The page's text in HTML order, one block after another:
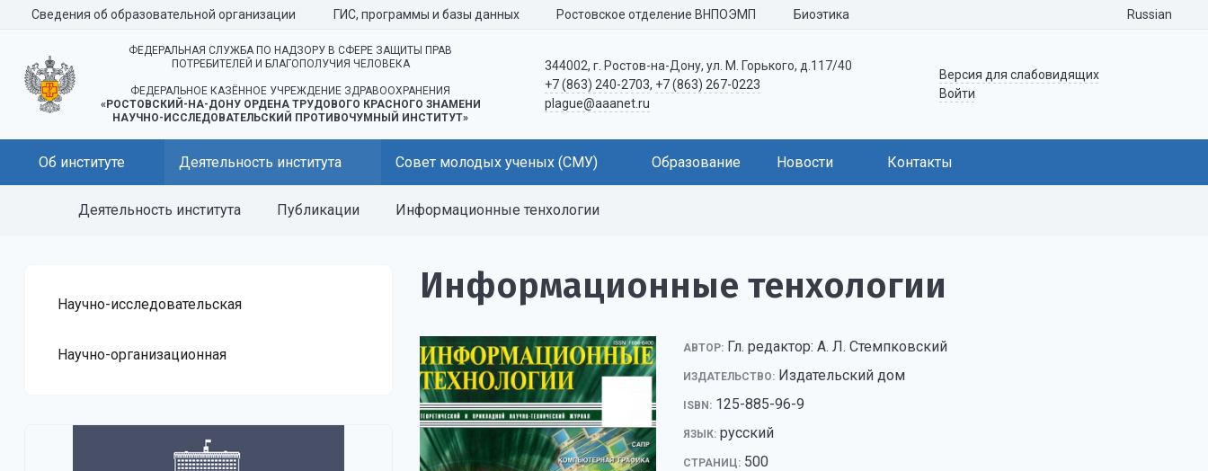
Сведения об образовательной организации ГИС, программы и базы данных Ростовское отделение ВНПОЭМП Биоэтика Russian
ФЕДЕРАЛЬНАЯ СЛУЖБА ПО НАДЗОРУ В СФЕРЕ ЗАЩИТЫ ПРАВ
ПОТРЕБИТЕЛЕЙ И БЛАГОПОЛУЧИЯ ЧЕЛОВЕКА
ФЕДЕРАЛЬНОЕ КАЗЁННОЕ УЧРЕЖДЕНИЕ ЗДРАВООХРАНЕНИЯ
«РОСТОВСКИЙ-НА-ДОНУ ОРДЕНА ТРУДОВОГО КРАСНОГО ЗНАМЕНИ
НАУЧНО-ИССЛЕДОВАТЕЛЬСКИЙ ПРОТИВОЧУМНЫЙ ИНСТИТУТ»
344002, г. Ростов-на-Дону, ул. М. Горького, д.117/40
+7 (863) 240-2703, +7 (863) 267-0223
plague@aaanet.ru
Версия для слабовидящих
Войти
Об институте Деятельность института Совет молодых ученых (СМУ) Образование Новости Контакты
Деятельность института Публикации Информационные тенхологии
Научно-исследовательская
Научно-организационная
Информационные тенхологии
АВТОР: Гл. редактор: А. Л. Стемпковский
ИЗДАТЕЛЬСТВО: Издательский дом
ISBN: 125-885-96-9
ЯЗЫК: русский
СТРАНИЦ: 500